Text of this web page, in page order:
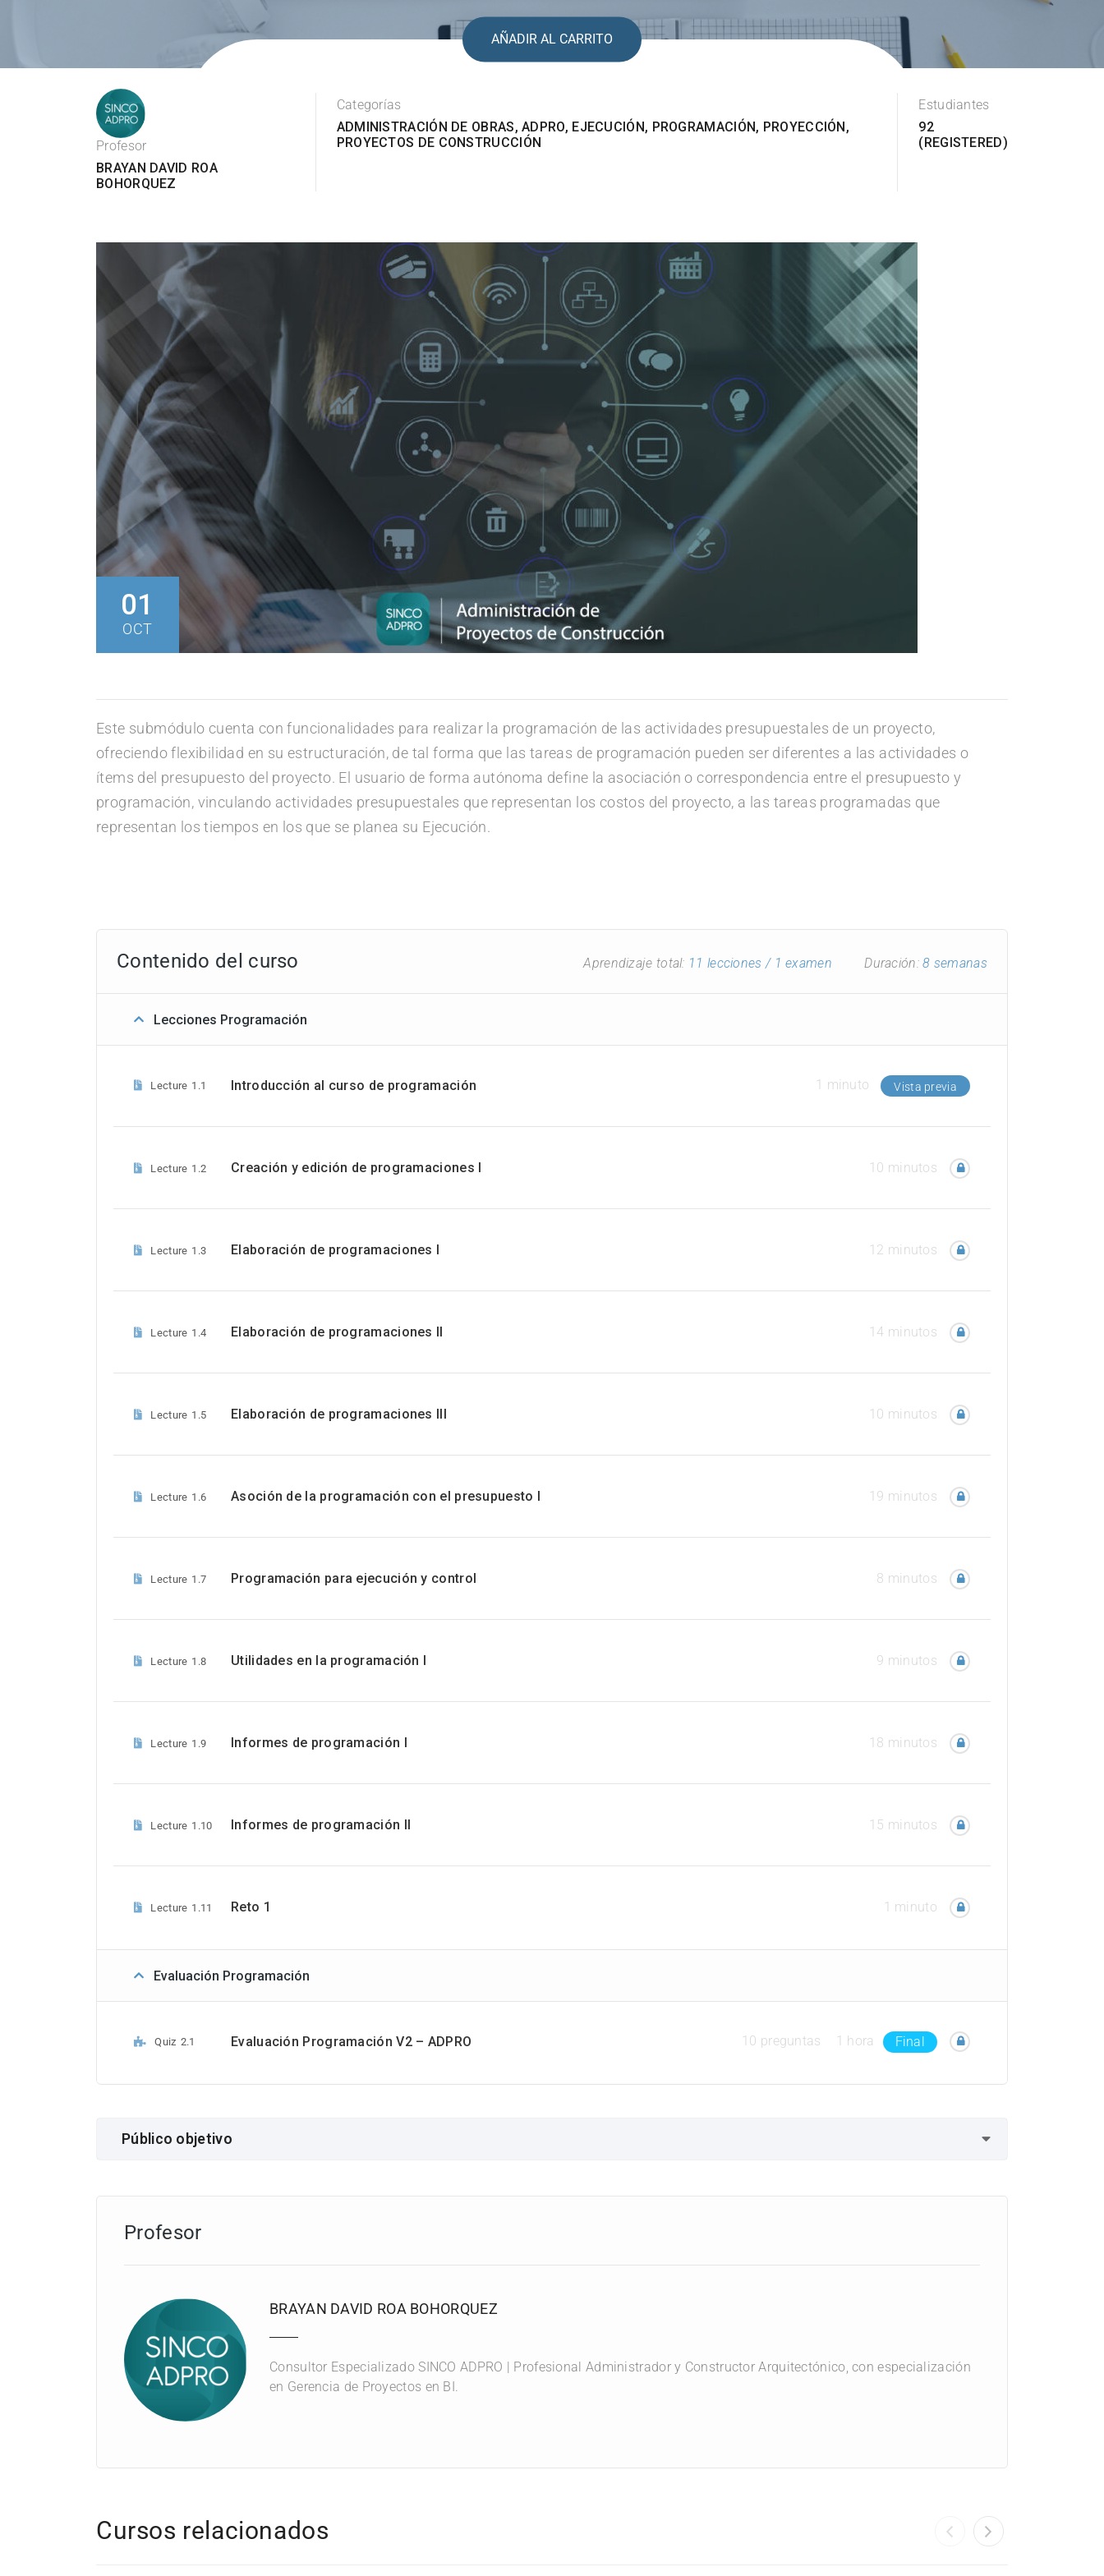
AÑADIR AL CARRITO
Profesor
BRAYAN DAVID ROA
BOHORQUEZ
Categorías
ADMINISTRACIÓN DE OBRAS,ADPRO, EJECUCIÓN, PROGRAMACIÓN, PROYECCIÓN,
PROYECTOS DE CONSTRUCCIÓN
Estudiantes
92
(REGISTERED)
01
OCT
Este submódulo cuenta con funcionalidades para realizar la programación de las actividades presupuestales de un proyecto,
ofreciendo flexibilidad en su estructuración, de tal forma que las tareas de programación pueden ser diferentes a las actividades o
ítems del presupuesto del proyecto. El usuario de forma autónoma define la asociación o correspondencia entre el presupuesto y
programación, vinculando actividades presupuestales que representan los costos del proyecto, a las tareas programadas que
representan los tiempos en los que se planea su Ejecución.
Contenido del curso Aprendizaje total: 11 lecciones / 1 examen Duración:8 semanas
Lecciones Programación
Lecture 1.1 Introducción al curso de programación 1 minuto Vista previa
Lecture 1.2 Creación y edición de programaciones I 10 minutos
Lecture 1.3 Elaboración de programaciones I 12 minutos
Lecture 1.4 Elaboración de programaciones II 14 minutos
Lecture 1.5 Elaboración de programaciones III 10 minutos
Lecture 1.6 Asoción de la programación con el presupuesto I 19 minutos
Lecture 1.7 Programación para ejecución y control 8 minutos
Lecture 1.8 Utilidades en la programación I 9 minutos
Lecture 1.9 Informes de programación I 18 minutos
Lecture 1.10 Informes de programación II 15 minutos
Lecture 1.11 Reto 1 1 minuto
Evaluación Programación
Quiz 2.1 Evaluación Programación V2 – ADPRO 10 preguntas 1 hora Final
Público objetivo
Director de proyectos
Profesionales/analistas de presupuestos
Control de costos
Profesor
BRAYAN DAVID ROA BOHORQUEZ
Consultor Especializado SINCO ADPRO | Profesional Administrador y Constructor Arquitectónico, con especialización
en Gerencia de Proyectos en BI.
Cursos relacionados